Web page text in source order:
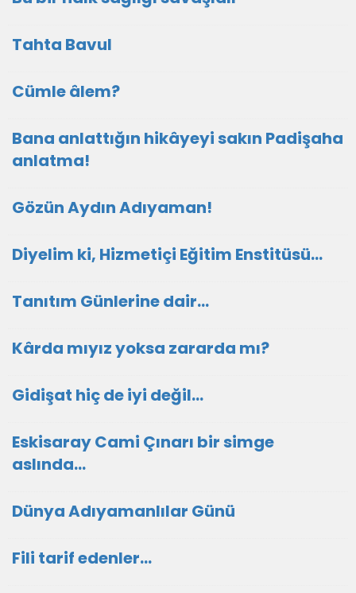
Tahta Bavul
Cümle âlem?
Bana anlattığın hikâyeyi sakın Padişaha
anlatma!
Gözün Aydın Adıyaman!
Diyelim ki, Hizmetiçi Eğitim Enstitüsü…
Tanıtım Günlerine dair…
Kârda mıyız yoksa zararda mı?
Gidişat hiç de iyi değil...
Eskisaray Cami Çınarı bir simge
aslında…
Dünya Adıyamanlılar Günü
Fili tarif edenler…